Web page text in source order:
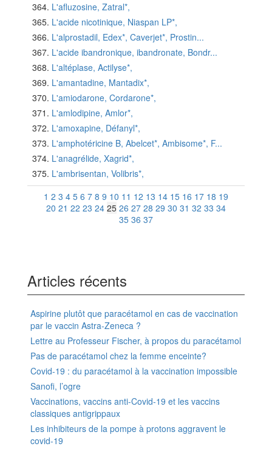
L'afluzosine, Zatral*,
L'acide nicotinique, Niaspan LP*,
L'alprostadil, Edex*, Caverjet*, Prostin...
L'acide ibandronique, ibandronate, Bondr...
L'altéplase, Actilyse*,
L'amantadine, Mantadix*,
L'amiodarone, Cordarone*,
L'amlodipine, Amlor*,
L'amoxapine, Défanyl*,
L'amphotéricine B, Abelcet*, Ambisome*, F...
L'anagrélide, Xagrid*,
L'ambrisentan, Volibris*,
1 2 3 4 5 6 7 8 9 10 11 12 13 14 15 16 17 18 19
20 21 22 23 24 25 26 27 28 29 30 31 32 33 34
35 36 37
Articles récents
Aspirine plutôt que paracétamol en cas de vaccination
par le vaccin Astra-Zeneca ?
Lettre au Professeur Fischer, à propos du paracétamol
Pas de paracétamol chez la femme enceinte?
Covid-19 : du paracétamol à la vaccination impossible
Sanofi, l’ogre
Vaccinations, vaccins anti-Covid-19 et les vaccins
classiques antigrippaux
Les inhibiteurs de la pompe à protons aggravent le
covid-19